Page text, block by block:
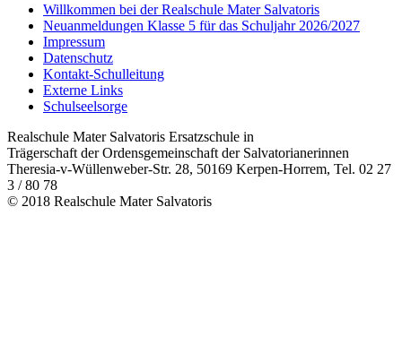
Willkommen bei der Realschule Mater Salvatoris
Neuanmeldungen Klasse 5 für das Schuljahr 2026/2027
Impressum
Datenschutz
Kontakt-Schulleitung
Externe Links
Schulseelsorge
Realschule Mater Salvatoris Ersatzschule in
Trägerschaft der Ordensgemeinschaft der Salvatorianerinnen
Theresia-v-Wüllenweber-Str. 28, 50169 Kerpen-Horrem, Tel. 02 27
3 / 80 78
© 2018 Realschule Mater Salvatoris